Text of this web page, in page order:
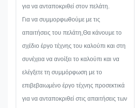
για να ανταποκριθεί στον πελάτη.
Για να συμμορφωθούμε με τις
απαιτήσεις του πελάτη,Θα κάνουμε το
σχέδιο έργο τέχνης του καλούπι και στη
συνέχεια να ανοίξει το καλούπι και να
ελέγξετε τη συμμόρφωση με το
επιβεβαιωμένο έργο τέχνης προσεκτικά
για να ανταποκριθεί στις απαιτήσεις των